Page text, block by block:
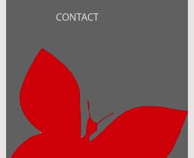
CONTACT